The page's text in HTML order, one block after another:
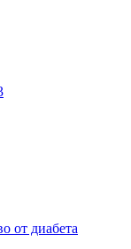
от диабета